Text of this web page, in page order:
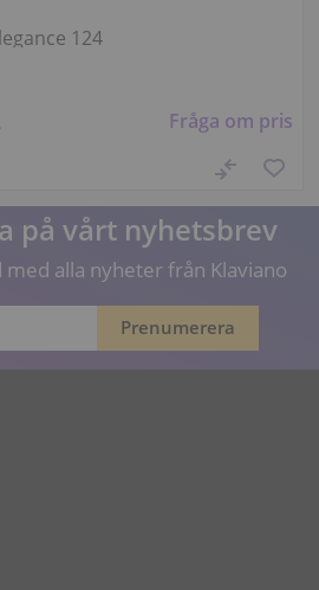
Fråga om pris
124
på vårt nyhetsbrev
alla nyheter från Klaviano